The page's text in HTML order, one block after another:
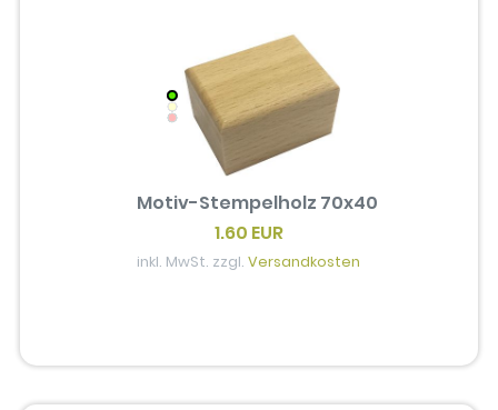
Motiv-Stempelholz 70x40
1.60 EUR
inkl. MwSt. zzgl.Versandkosten